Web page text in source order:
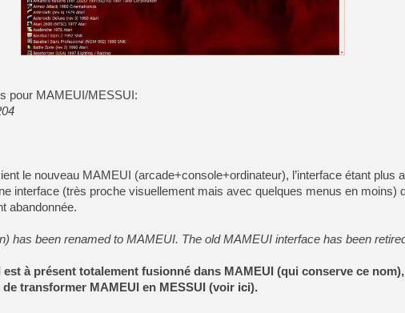
[GK] No More Room in
[GK] Un chatbot Atelier
[GK] Mémoire cash -
[GK] Nvidia : le prix des
[GK] Suikoden Star Leap
[Mo5] La mini borne
[GK] Atari renoue avec les
[GK] Le studio de FIFA
[GK] La PlayStation 1 en
[GK] Dawn of War 4 : les
[GK] CloverPit : l'héritier
[GK] Stellar Blade : Blood
[GK] Palworld Online est
[GK] Wuchang 2 : le
[GK] Minecraft et ses «
pour MAMEUI/MESSUI:
le nouveau MAMEUI (arcade+console+ordinateur), l’interface étant plus
interface (très proche visuellement mais avec quelques menus en moins)
abandonnée.
has been renamed to MAMEUI. The old MAMEUI interface has been
est à présent totalement fusionné dans MAMEUI (qui conserve ce
transformer MAMEUI en MESSUI (voir ici).